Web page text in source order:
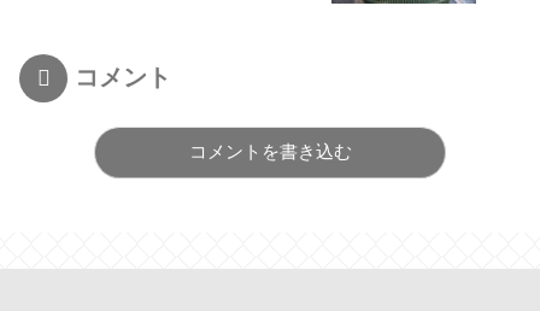
コメント
コメントを書き込む